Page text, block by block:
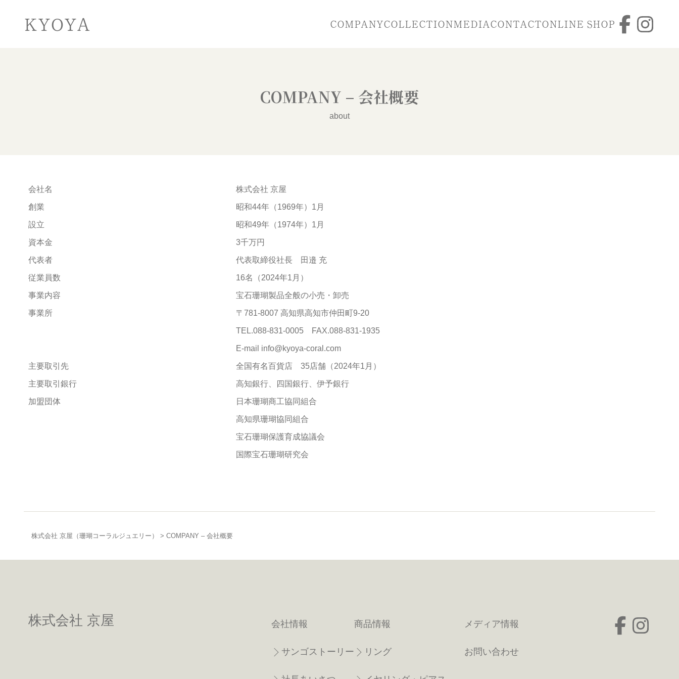
KYOYA COMPANYCOLLECTIONMEDIA CONTACTONLINE SHOP
COMPANY – 会社概要
about
会社名 株式会社 京屋
創業 昭和44年（1969年）1月
設立 昭和49年（1974年）1月
資本金 3千万円
代表者 代表取締役社長 田邉 充
従業員数 16名（2024年1月）
事業内容 宝石珊瑚製品全般の小売・卸売
事業所 〒781-8007 高知県高知市仲田町9-20
TEL.088-831-0005 FAX.088-831-1935
E-mail info@kyoya-coral.com
主要取引先 全国有名百貨店 35店舗（2024年1月）
主要取引銀行 高知銀行、四国銀行、伊予銀行
加盟団体 日本珊瑚商工協同組合
高知県珊瑚協同組合
宝石珊瑚保護育成協議会
国際宝石珊瑚研究会
株式会社 京屋（珊瑚コーラルジュエリー） > COMPANY – 会社概要
株式会社 京屋 会社情報
サンゴストーリー
商品情報
リング
メディア情報
お問い合わせ